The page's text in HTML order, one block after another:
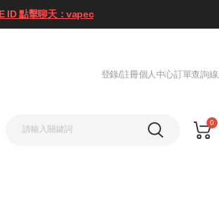
ID 點擊聊天：vapec
登錄/註冊個人中心訂單查詢
0